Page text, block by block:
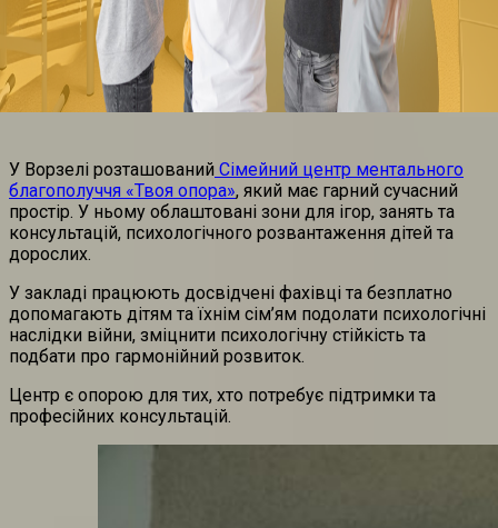
У Ворзелі розташований Сімейний центр ментального
благополуччя «Твоя опора», який має гарний сучасний
простір. У ньому облаштовані зони для ігор, занять та
консультацій, психологічного розвантаження дітей та
дорослих.
У закладі працюють досвідчені фахівці та безплатно
допомагають дітям та їхнім сім’ям подолати психологічні
наслідки війни, зміцнити психологічну стійкість та
подбати про гармонійний розвиток.
Центр є опорою для тих, хто потребує підтримки та
професійних консультацій.